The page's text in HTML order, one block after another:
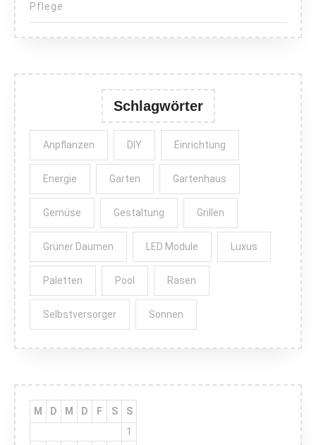
Pflege
Schlagwörter
Anpflanzen DIY Einrichtung
Energie Garten Gartenhaus
Gemüse Gestaltung Grillen
Grüner Daumen LED Module Luxus
Paletten Pool Rasen
Selbstversorger Sonnen
M D M D F S
S
1